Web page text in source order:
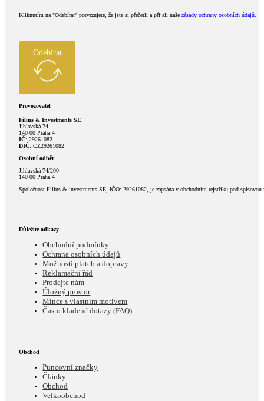
Kliknutím na "Odebírat" potvrzujete, že jste si přečetli a přijali našezásady ochrany osobních údajů
Odebírat
Provozovatel
Filius & Investments SE
Jihlavská 74
140 00 Praha 4
IČ: 29261082
DIČ: CZ29261082
Osobní odběr
Jihlavská 74/200
140 00 Praha 4
Společnost Filius & investments SE, IČO: 29261082, je zapsána v obchodním rejstříku pod spisovou
Důležité odkazy
Obchodní podmínky
Ochrana osobních údajů
Možnosti plateb a dopravy
Reklamační řád
Prodejte nám
Úložný prostor
Mince s vlastním motivem
Často kladené dotazy (FAQ)
Obchod
Puncovní značky
Články
Obchod
Velkoobchod